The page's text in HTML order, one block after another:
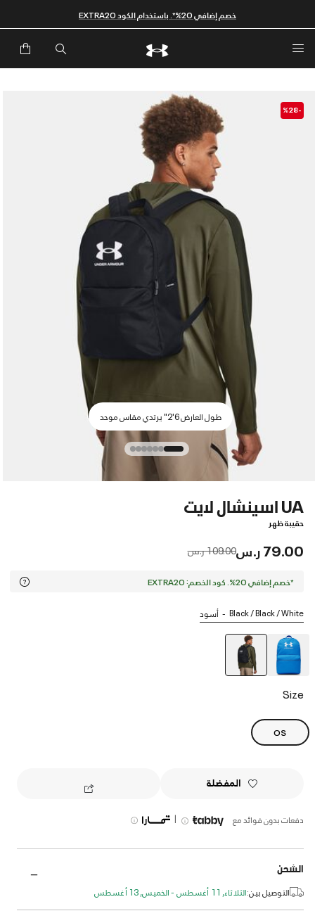
خصم إضافي 20%*. باستخدام الكود EXTRA20
-%28
طول العارض 6'2" يرتدي مقاس موحد
UA اسينشال لايت
حقيبة ظهر
79.00 ر.س Price reduced from
109.00 ر.س to
*خصم إضافي 20%. كود الخصم: EXTRA20
Black / Black / White أسود
Size
OS
المفضلة
دفعات بدون فوائد مع |
الشحن
التوصيل بين:الثلاثاء, 11 أغسطس - الخميس, 13 أغسطس